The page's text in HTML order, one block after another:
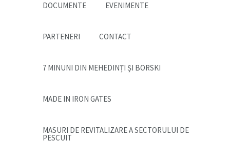
DOCUMENTE EVENIMENTE
PARTENERI CONTACT
7 MINUNI DIN MEHEDINȚI ȘI BORSKI
MADE IN IRON GATES
MASURI DE REVITALIZARE A SECTORULUI DE
PESCUIT